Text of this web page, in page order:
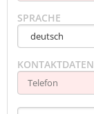
SPRACHE
KONTAKTDATEN